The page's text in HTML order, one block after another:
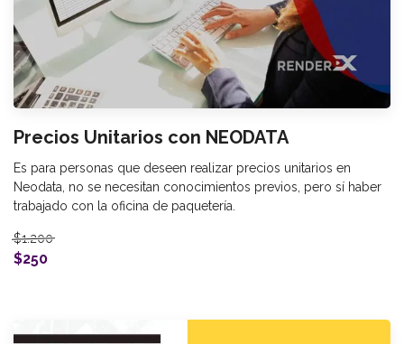
Precios Unitarios con NEODATA
Es para personas que deseen realizar precios unitarios en
Neodata, no se necesitan conocimientos previos, pero sí haber
trabajado con la oficina de paquetería.
$1.200
$250